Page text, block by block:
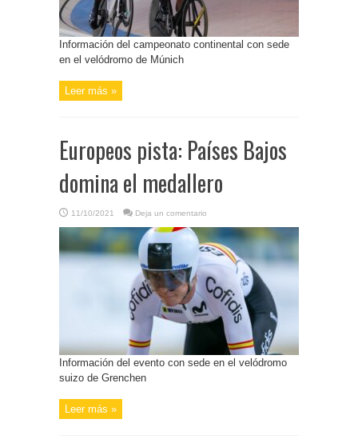
Información del campeonato continental con sede
en el velódromo de Múnich
Leer más »
Europeos pista: Países Bajos
domina el medallero
11/10/2021 Deja un comentario
Información del evento con sede en el velódromo
suizo de Grenchen
Leer más »